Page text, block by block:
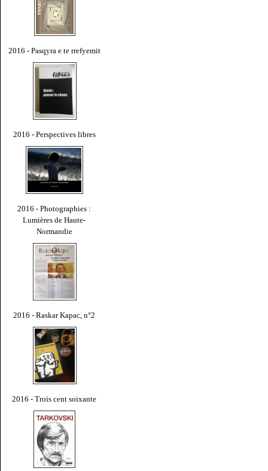
2016 - Pasqyra e te rrefyemit
2016 - Perspectives libres
2016 - Photographies :
Lumières de Haute-
Normandie
2016 - Raskar Kapac, n°2
2016 - Trois cent soixante